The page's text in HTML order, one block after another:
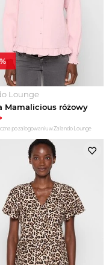
Lounge
Mamalicious różowy
po zalogowaniu w Zalando Lounge
%